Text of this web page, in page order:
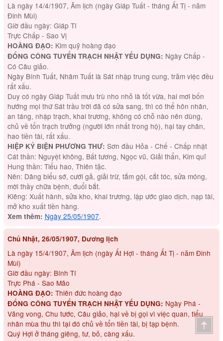
Là ngày 14/4/1907, Âm lịch (ngày Giáp Tuất - tháng Ất Tị - năm
Đinh Mùi)
Giờ đầu ngày: Giáp Tí
Trực Chấp - Sao Vị
HOÀNG ĐẠO: Kim quỹ hoàng đạo
ĐỔNG CÔNG TUYỂN TRẠCH NHẬT YẾU DỤNG: Ngày Chấp -
Có Câu giảo.
Ngày Bính Tuất, Nhâm Tuất là Sát nhập trung cung, trăm việc đều
rất xấu.
Duy có ngày Giáp Tuất mưu trù nho nhỏ là tốt vừa, hai m­ơi bốn
hướng mọi thứ Sát trầu trời đã có sửa sang, thì có thể hôn nhân,
an táng, nhập trạch, khai trương, không có chỗ nào nên dùng,
chủ về tổn trạch trưởng (người lớn nhất trong hộ), hại tay chân,
hao tiền tài, rất xấu.
HIỆP KỶ BIỆN PHƯƠNG THƯ: Sơn đầu Hỏa - Chế - Chấp nhật
Cát thần: Nguyệt không, Bất tương, Ngọc vũ, Giải thẩn, Kim quĩ
Hung thần: Tiểu hao, Thiên tặc.
Nên: Dâng biểu sớ, cưới gả, giải trừ, tắm gội, cắt tóc, sửa móng,
mời thầy chữa bệnh, đuổi bắt.
Kiêng: Xuất hành, sửa kho, khai trương, lập ước giao dịch, nạp tài,
mở kho xuất tiền hàng.
Xem thêm: Ngày 25/05/1907.
Chủ Nhật, 26/05/1907, Dương lịch
Là ngày 15/4/1907, Âm lịch (ngày Ất Hợi - tháng Ất Tị - năm Đinh
Mùi)
Giờ đầu ngày: Bính Tí
Trực Phá - Sao Mão
HOÀNG ĐẠO: Thiên đức hoàng đạo
ĐỔNG CÔNG TUYỂN TRẠCH NHẬT YẾU DỤNG: Ngày Phá -
Vãng vong, Chu tước, Câu giảo, hại về bị gọi vì việc quan, tiểu
nhân mùa thu thì tại đó chủ về tổn tiền tài, bị tạp bệnh.
Quý Hợi ở tháng giêng, tư, bỏ, càng xấu.